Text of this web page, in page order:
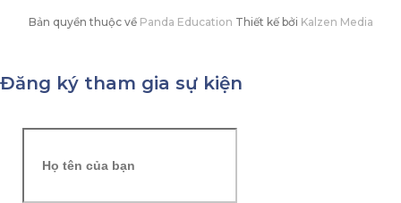
Bản quyền thuộc về Panda Education Thiết kế bởi Kalzen Media
Đăng ký tham gia sự kiện